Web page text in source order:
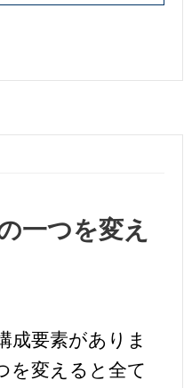
一つを変え
成要素がありま
を変えると全て